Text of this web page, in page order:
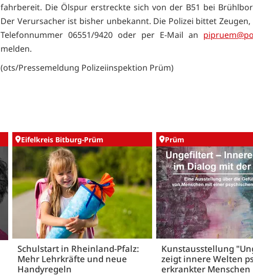
fahrbereit. Die Ölspur erstreckte sich von der B51 bei
Der Verursacher ist bisher unbekannt. Die Polizei bittet
Telefonnummer 06551/9420 oder per E-Mail an
melden.
(ots/Pressemeldung Polizeiinspektion Prüm)
Eifelkreis Bitburg-Prüm
Schulstart in Rheinland-Pfalz:
Mehr Lehrkräfte und neue
Handyregeln
Prüm
Kunstausstellung
zeigt innere Welten
erkrankter Menschen